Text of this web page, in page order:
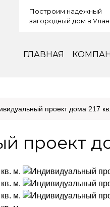
Построим надежный
загородный дом в
ГЛАВНАЯ
проект дома 217
проект